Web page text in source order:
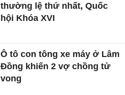
thường lệ thứ nhất, Quốc
hội Khóa XVI
Ô tô con tông xe máy ở Lâm
Đồng khiến 2 vợ chồng tử
vong